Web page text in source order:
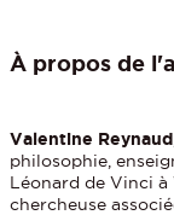
À propos de
Valentine Reynaud
philosophie,
Léonard de Vinci
chercheuse